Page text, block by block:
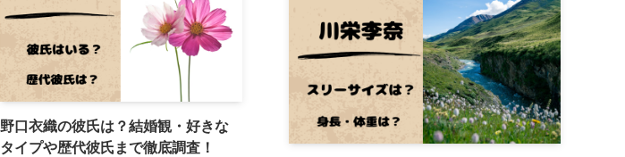
野口衣織の彼氏は？結婚観・好きな
タイプや歴代彼氏まで徹底調査！